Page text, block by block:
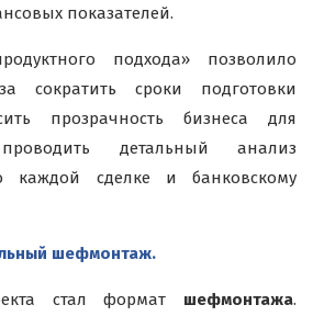
показателей.
подхода» позволило
сократить сроки подготовки
прозрачность бизнеса для
детальный анализ
каждой сделке и банковскому
шефмонтаж.
стал формат шефмонтажа.